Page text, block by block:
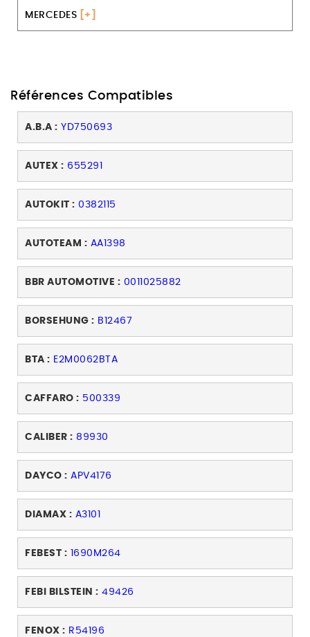
MERCEDES [+]
Références Compatibles
A.B.A : YD750693
AUTEX : 655291
AUTOKIT : 0382115
AUTOTEAM : AA1398
BBR AUTOMOTIVE : 0011025882
BORSEHUNG : B12467
BTA : E2M0062BTA
CAFFARO : 500339
CALIBER : 89930
DAYCO : APV4176
DIAMAX : A3101
FEBEST : 1690M264
FEBI BILSTEIN : 49426
FENOX : R54196